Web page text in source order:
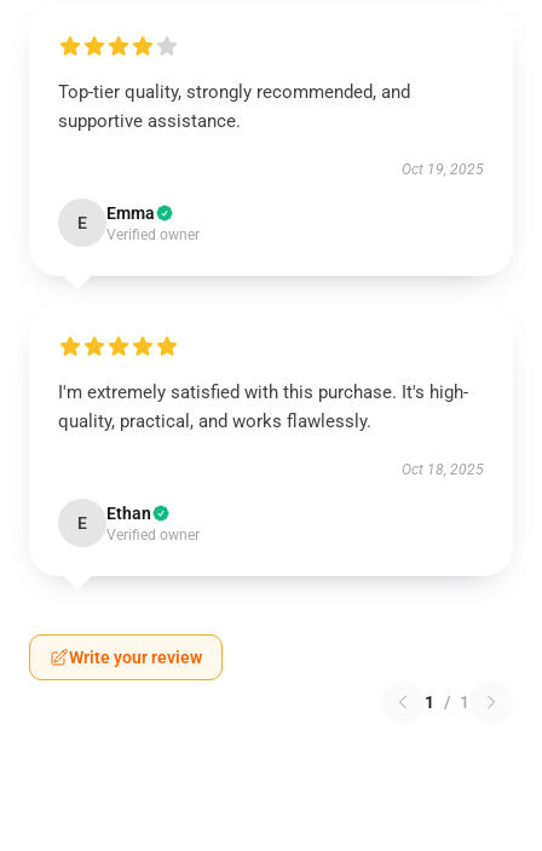
Top-tier quality, strongly recommended, and
supportive assistance.
Oct 19, 2025
E Emma
Verified owner
I'm extremely satisfied with this purchase. It's high-
quality, practical, and works flawlessly.
Oct 18, 2025
E Ethan
Verified owner
Write your review
1 / 1